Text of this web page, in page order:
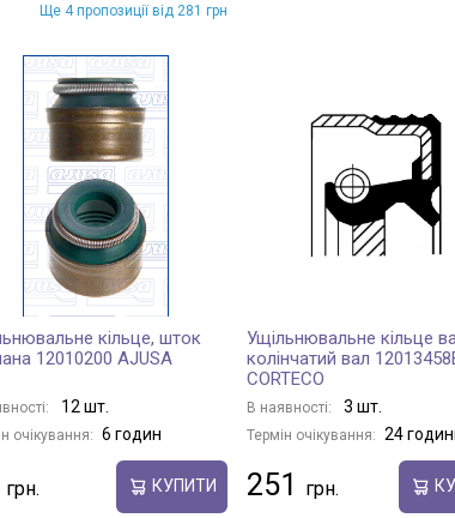
Ще 4 пропозиції від 281 грн
кільце, шток
12010200 AJUSA
12 шт.
очікування: 6 годин
КУПИТИ
Ущільнювальне кільце
колінчатий вал
CORTECO
В наявності: 3 шт.
Термін очікування: 24
251